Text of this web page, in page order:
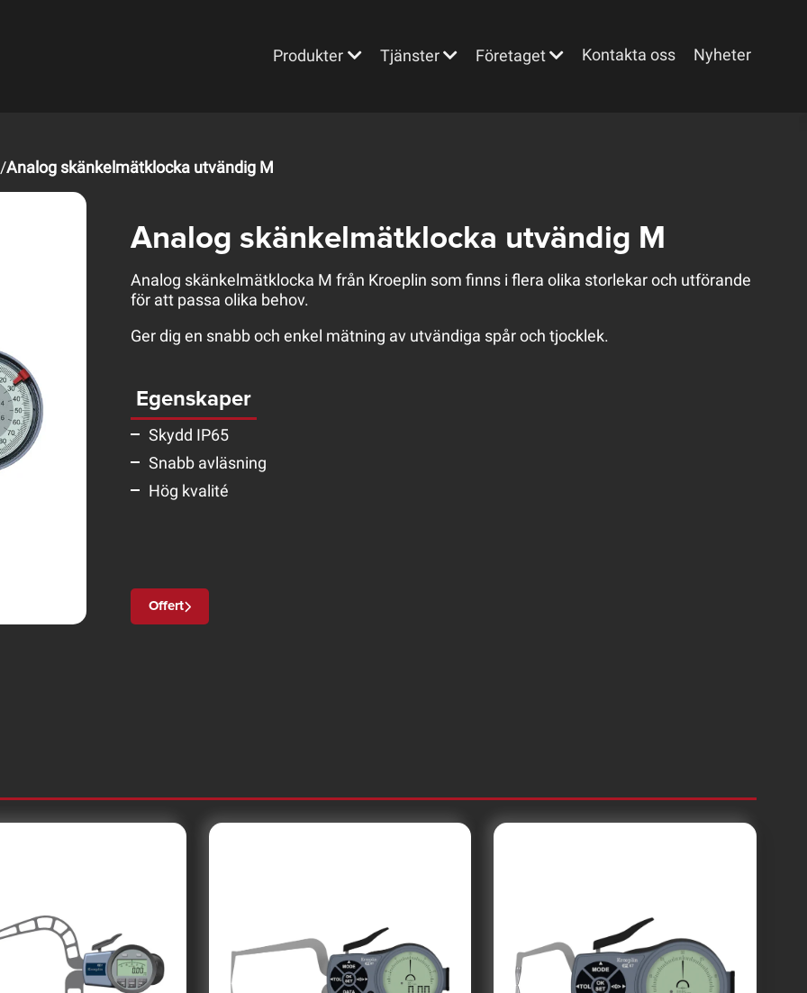
Produkter Tjänster Företaget Kontakta oss Nyheter
/Analog skänkelmätklocka utvändig M
Analog skänkelmätklocka utvändig M
Analog skänkelmätklocka M från Kroeplin som finns i flera olika storlekar och utförande
för att passa olika behov.
Ger dig en snabb och enkel mätning av utvändiga spår och tjocklek.
Egenskaper
Skydd IP65
Snabb avläsning
Hög kvalité
Offert